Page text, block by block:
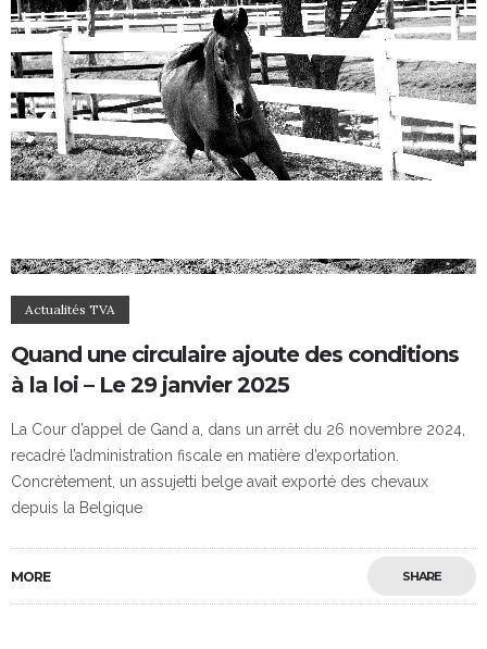
Actualités TVA
Quand une circulaire ajoute des conditions
à la loi – Le 29 janvier 2025
La Cour d’appel de Gand a, dans un arrêt du 26 novembre 2024,
recadré l’administration fiscale en matière d’exportation.
Concrètement, un assujetti belge avait exporté des chevaux
depuis la Belgique
MORE SHARE